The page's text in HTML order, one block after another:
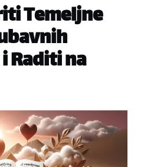
Temeljne
Raditi na